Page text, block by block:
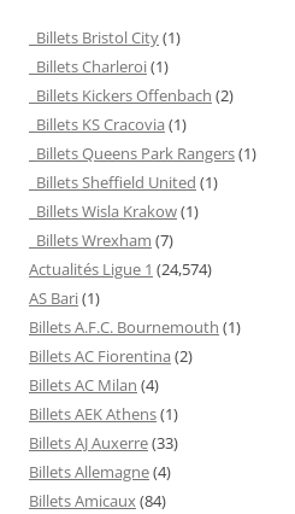
Billets Bristol City(1)
Billets Charleroi(1)
Billets Kickers Offenbach (2)
Billets KS Cracovia (1)
Billets Queens Park Rangers(1)
Billets Sheffield United (1)
Billets Wisla Krakow(1)
Billets Wrexham (7)
Actualités Ligue 1 (24,574)
AS Bari(1)
Billets A.F.C. Bournemouth (1)
Billets AC Fiorentina (2)
Billets AC Milan (4)
Billets AEK Athens(1)
Billets AJ Auxerre(33)
Billets Allemagne(4)
Billets Amicaux(84)